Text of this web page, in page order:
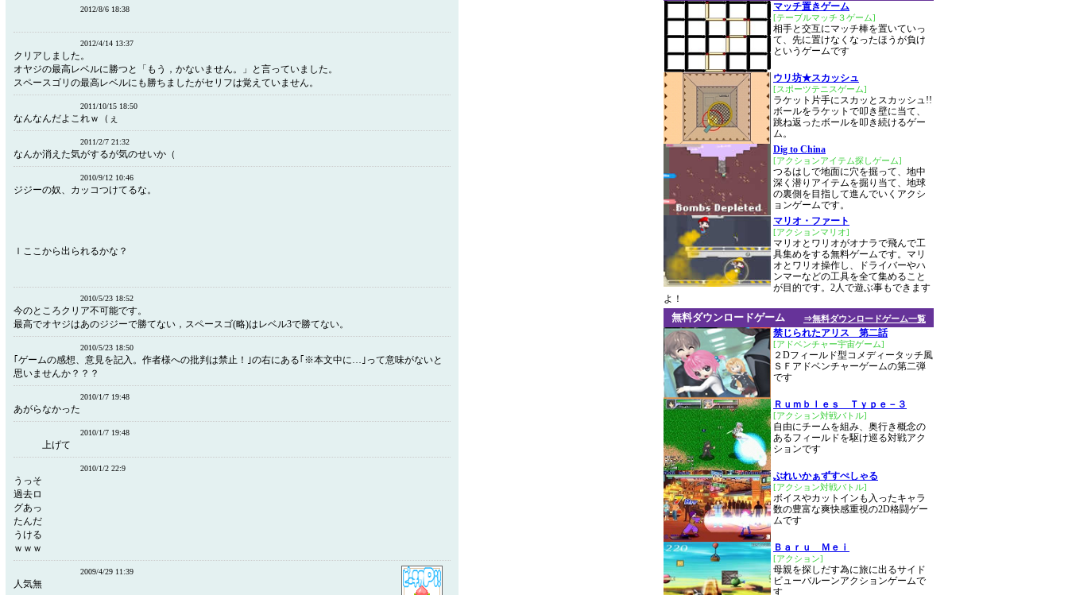
2012/8/6 18:38
2012/4/14 13:37
クリアしました。
オヤジの最高レベルに勝つと「もう，かないません。」と言っていました。
スペースゴリの最高レベルにも勝ちましたがセリフは覚えていません。
2011/10/15 18:50
なんなんだよこれｗ（ぇ
2011/2/7 21:32
なんか消えた気がするが気のせいか（
2010/9/12 10:46
ジジーの奴、カッコつけてるな。
ｌここから出られるかな？
2010/5/23 18:52
今のところクリア不可能です。
最高でオヤジはあのジジーで勝てない，スペースゴ(略)はレベル3で勝てない。
2010/5/23 18:50
｢ゲームの感想、意見を記入。作者様への批判は禁止！｣の右にある｢※本文中に…｣って意味がないと
思いませんか？？？
2010/1/7 19:48
あがらなかった
2010/1/7 19:48
上げて
2010/1/2 22:9
うっそ
過去ロ
グあっ
たんだ
うける
ｗｗｗ
2009/4/29 11:39
人気無
マッチ置きゲーム
[テーブルマッチ３ゲーム]
相手と交互にマッチ棒を置いていっ
て、先に置けなくなったほうが負け
というゲームです
ウリ坊★スカッシュ
[スポーツテニスゲーム]
ラケット片手にスカッとスカッシュ!!
ボールをラケットで叩き壁に当て、
跳ね返ったボールを叩き続けるゲー
ム。
Dig to China
[アクションアイテム探しゲーム]
つるはしで地面に穴を掘って、地中
深く潜りアイテムを掘り当て、地球
の裏側を目指して進んでいくアクシ
ョンゲームです。
マリオ・ファート
[アクションマリオ]
マリオとワリオがオナラで飛んで工
具集めをする無料ゲームです。マリ
オとワリオ操作し、ドライバーやハ
ンマーなどの工具を全て集めること
が目的です。2人で遊ぶ事もできます
よ！
⇒無料ダウンロードゲーム一覧
無料ダウンロードゲーム
禁じられたアリス 第二話
[アドベンチャー宇宙ゲーム]
２Dフィールド型コメディータッチ風
ＳＦアドベンチャーゲームの第二弾
です
Ｒｕｍｂｌｅｓ Ｔｙｐｅ－３
[アクション対戦バトル]
自由にチームを組み、奥行き概念の
あるフィールドを駆け巡る対戦アク
ションです
ぶれいかぁずすぺしゃる
[アクション対戦バトル]
ボイスやカットインも入ったキャラ
数の豊富な爽快感重視の2D格闘ゲー
ムです
Ｂａｒｕ Ｍｅｉ
[アクション]
母親を探しだす為に旅に出るサイド
ビューバルーンアクションゲームで
す